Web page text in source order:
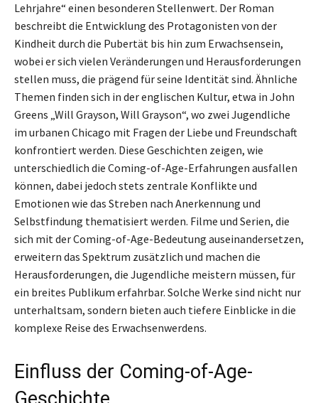
Lehrjahre“ einen besonderen Stellenwert. Der Roman
beschreibt die Entwicklung des Protagonisten von der
Kindheit durch die Pubertät bis hin zum Erwachsensein,
wobei er sich vielen Veränderungen und Herausforderungen
stellen muss, die prägend für seine Identität sind. Ähnliche
Themen finden sich in der englischen Kultur, etwa in John
Greens „Will Grayson, Will Grayson“, wo zwei Jugendliche
im urbanen Chicago mit Fragen der Liebe und Freundschaft
konfrontiert werden. Diese Geschichten zeigen, wie
unterschiedlich die Coming-of-Age-Erfahrungen ausfallen
können, dabei jedoch stets zentrale Konflikte und
Emotionen wie das Streben nach Anerkennung und
Selbstfindung thematisiert werden. Filme und Serien, die
sich mit der Coming-of-Age-Bedeutung auseinandersetzen,
erweitern das Spektrum zusätzlich und machen die
Herausforderungen, die Jugendliche meistern müssen, für
ein breites Publikum erfahrbar. Solche Werke sind nicht nur
unterhaltsam, sondern bieten auch tiefere Einblicke in die
komplexe Reise des Erwachsenwerdens.
Einfluss der Coming-of-Age-